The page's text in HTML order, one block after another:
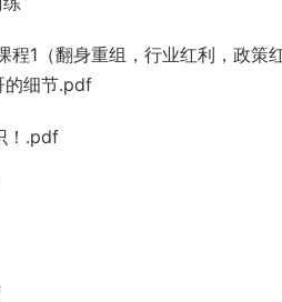
1（翻身重组，行业红利，政策
的细节.pdf
！.pdf